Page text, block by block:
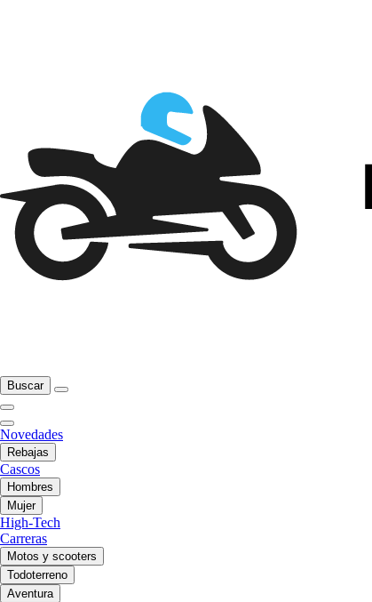
Buscar
Novedades
Rebajas
Cascos
Hombres
Mujer
High-Tech
Carreras
Motos y scooters
Todoterreno
Aventura